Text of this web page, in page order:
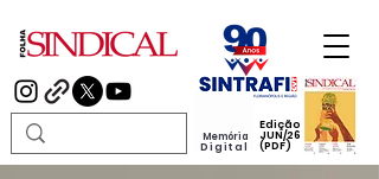
Edição
JUN/26
(PDF)
Memória
Digital